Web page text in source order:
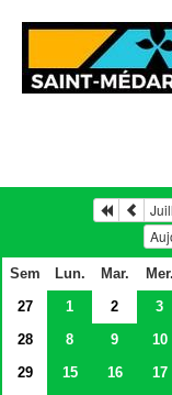
Sem Lun. Mar. Mer.
27
1 2 3
28
8 9 10
29
15 16 17